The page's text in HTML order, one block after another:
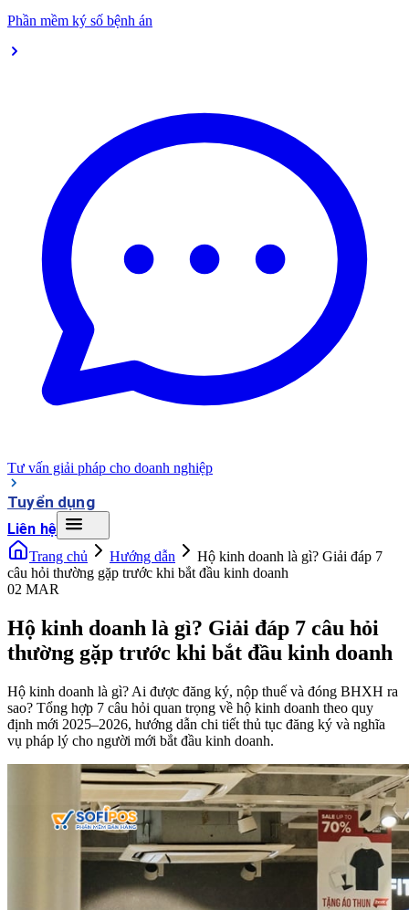
Phần mềm ký số bệnh án
Tư vấn giải pháp cho doanh nghiệp
Tuyển dụng
Liên hệ
Trang chủ Hướng dẫn
Hộ kinh doanh là gì? Giải đáp 7
câu hỏi thường gặp trước khi bắt đầu kinh doanh
02 MAR
Hộ kinh doanh là gì? Giải đáp 7 câu hỏi
thường gặp trước khi bắt đầu kinh doanh
Hộ kinh doanh là gì? Ai được đăng ký, nộp thuế và đóng BHXH ra
sao? Tổng hợp 7 câu hỏi quan trọng về hộ kinh doanh theo quy
định mới 2025–2026, hướng dẫn chi tiết thủ tục đăng ký và nghĩa
vụ pháp lý cho người mới bắt đầu kinh doanh.